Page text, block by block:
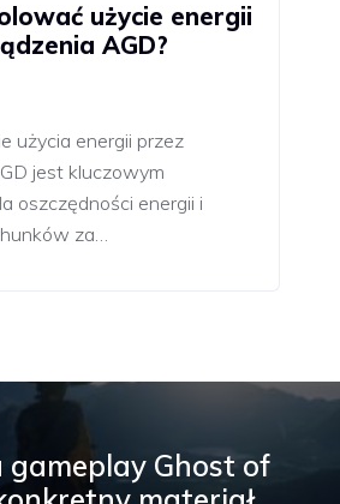
użycie energii
AGD?
użycia energii przez
jest kluczowym
oszczędności energii i
za…
Ghost of